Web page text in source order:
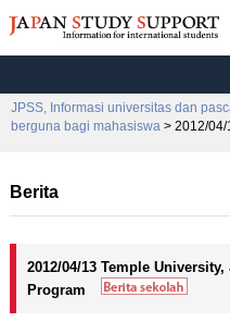
JPSS, Informasi universitas dan
berguna bagi mahasiswa > 2012/04/
Berita
2012/04/13 Temple
Program